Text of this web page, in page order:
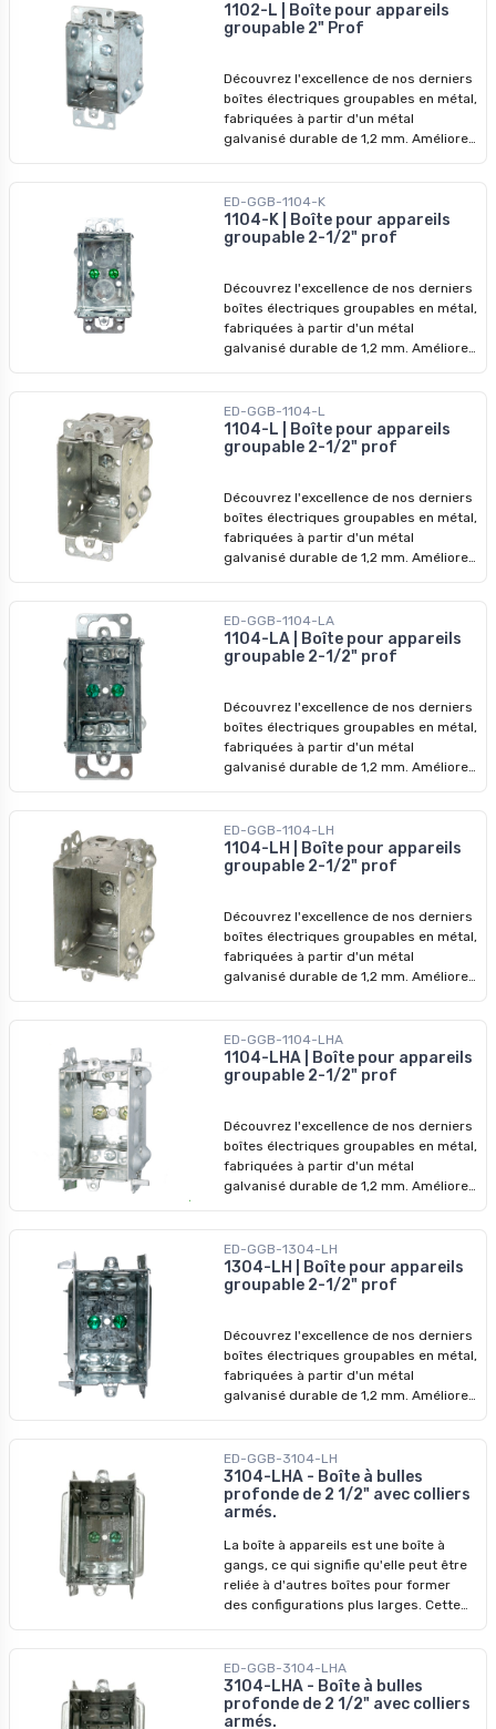
précédents. Ne manquez pas nos prix
imbattables - profitez-en pour
1102-L | Boîte pour appareils
groupable 2" Prof
Découvrez l'excellence de nos derniers
boîtes électriques groupables en métal,
fabriquées à partir d'un métal
galvanisé durable de 1,2 mm. Améliorez
conçus pour surpasser les modèles
précédents. Ne manquez pas nos prix
imbattables - profitez-en pour
ED-GGB-1104-K
1104-K | Boîte pour appareils
groupable 2-1/2" prof
Découvrez l'excellence de nos derniers
boîtes électriques groupables en métal,
fabriquées à partir d'un métal
galvanisé durable de 1,2 mm. Améliorez
conçus pour surpasser les modèles
précédents. Ne manquez pas nos prix
imbattables - saisissez l'opportunité de
ED-GGB-1104-L
1104-L | Boîte pour appareils
groupable 2-1/2" prof
Découvrez l'excellence de nos derniers
boîtes électriques groupables en métal,
fabriquées à partir d'un métal
galvanisé durable de 1,2 mm. Améliorez
conçus pour surpasser les modèles
précédents. Ne manquez pas nos prix
imbattables - profitez-en pour
ED-GGB-1104-LA
1104-LA | Boîte pour appareils
groupable 2-1/2" prof
Découvrez l'excellence de nos derniers
boîtes électriques groupables en métal,
fabriquées à partir d'un métal
galvanisé durable de 1,2 mm. Améliorez
conçus pour surpasser les modèles
précédents. Ne manquez pas nos prix
imbattables - profitez-en pour
ED-GGB-1104-LH
1104-LH | Boîte pour appareils
groupable 2-1/2" prof
Découvrez l'excellence de nos derniers
boîtes électriques groupables en métal,
fabriquées à partir d'un métal
galvanisé durable de 1,2 mm. Améliorez
conçus pour surpasser les modèles
précédents. Ne manquez pas nos prix
imbattables - profitez-en pour
ED-GGB-1104-LHA
1104-LHA | Boîte pour appareils
groupable 2-1/2" prof
Découvrez l'excellence de nos derniers
boîtes électriques groupables en métal,
fabriquées à partir d'un métal
galvanisé durable de 1,2 mm. Améliorez
conçus pour surpasser les modèles
précédents. Ne manquez pas nos prix
imbattables - saisissez l'opportunité de
ED-GGB-1304-LH
1304-LH | Boîte pour appareils
groupable 2-1/2" prof
Découvrez l'excellence de nos derniers
boîtes électriques groupables en métal,
fabriquées à partir d'un métal
galvanisé durable de 1,2 mm. Améliorez
conçus pour surpasser les modèles
précédents. Ne manquez pas nos prix
imbattables - profitez-en pour
révolutionner vos installations dès
ED-GGB-3104-LH
3104-LHA - Boîte à bulles
profonde de 2 1/2" avec colliers
armés.
La boîte à appareils est une boîte à
gangs, ce qui signifie qu'elle peut être
reliée à d'autres boîtes pour former
des configurations plus larges. Cette
où plusieurs appareils ou connexions
doivent être logés ensemble.
Caractéristiques principales : -
Matériau : Acier - Dimensions : H 3 po, L
ED-GGB-3104-LHA
3104-LHA - Boîte à bulles
profonde de 2 1/2" avec colliers
armés.